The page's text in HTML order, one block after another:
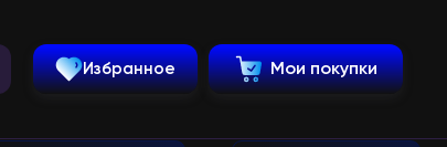
Избранное Мои покупки